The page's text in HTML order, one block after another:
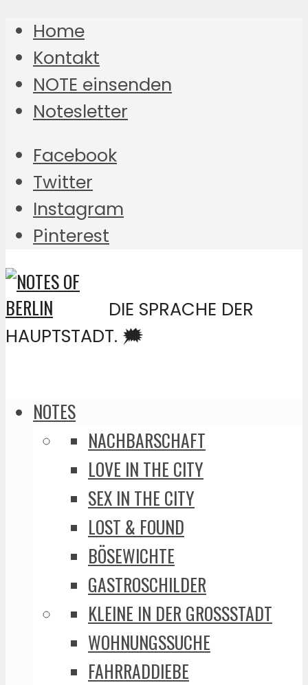
Home
Kontakt
NOTE einsenden
Notesletter
Facebook
Twitter
Instagram
Pinterest
DIE SPRACHE DER
HAUPTSTADT. 🗯️
NOTES
NACHBARSCHAFT
LOVE IN THE CITY
SEX IN THE CITY
LOST & FOUND
BÖSEWICHTE
GASTROSCHILDER
KLEINE IN DER GROSSSTADT
WOHNUNGSSUCHE
FAHRRADDIEBE